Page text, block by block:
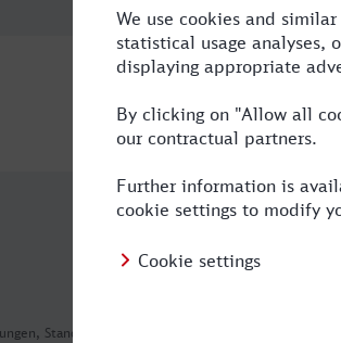
Stand: 2026-08-03 01:21
Moers
12:02
5:01
Moers
00:27
5:50